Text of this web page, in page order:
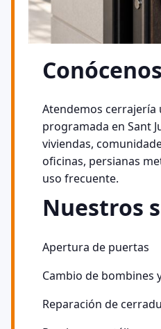
Conócenos
Atendemos cerrajería
programada en Sant
viviendas,
oficinas, persianas
uso frecuente.
Nuestros
Apertura de puertas
Cambio de bombines
Reparación de